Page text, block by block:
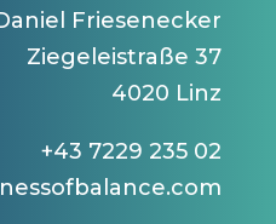
Friesenecker
Ziegeleistraße 37
4020 Linz
+43 7229 235 02